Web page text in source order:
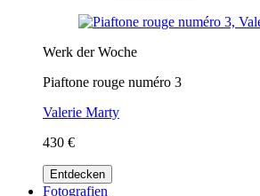
Werk der Woche
Piaftone rouge numéro 3
Valerie Marty
430 €
Entdecken
Fotografien